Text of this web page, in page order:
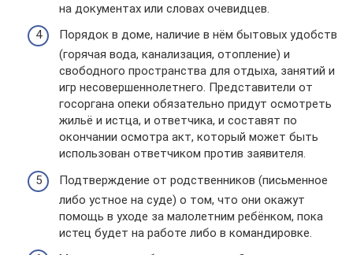
на документах или словах очевидцев.
Порядок в доме, наличие в нём бытовых удобств
(горячая вода, канализация, отопление) и
свободного пространства для отдыха, занятий и
игр несовершеннолетнего. Представители от
госоргана опеки обязательно придут осмотреть
жильё и истца, и ответчика, и составят по
окончании осмотра акт, который может быть
использован ответчиком против заявителя.
Подтверждение от родственников (письменное
либо устное на суде) о том, что они окажут
помощь в уходе за малолетним ребёнком, пока
истец будет на работе либо в командировке.